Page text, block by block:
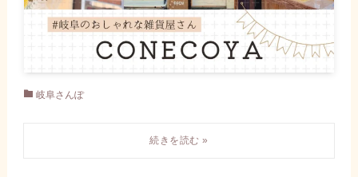
岐阜さんぽ